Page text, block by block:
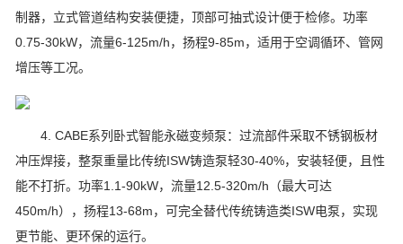
制器，立式管道结构安装便捷，顶部可抽式设计便于检修。功率
0.75-30kW，流量6-125m/h，扬程9-85m，适用于空调循环、管网
增压等工况。
4. CABE系列卧式智能永磁变频泵：过流部件采取不锈钢板材
冲压焊接，整泵重量比传统ISW铸造泵轻30-40%，安装轻便，且性
能不打折。功率1.1-90kW，流量12.5-320m/h（最大可达
450m/h），扬程13-68m，可完全替代传统铸造类ISW电泵，实现
更节能、更环保的运行。